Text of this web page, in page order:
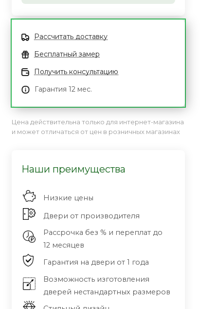
Рассчитать доставку
Бесплатный замер
Получить консультацию
Гарантия 12 мес.
Цена действительна только для интернет-магазина
и может отличаться от цен в розничных магазинах
Наши преимущества
Низкие цены
Двери от производителя
Рассрочка без % и переплат до
12 месяцев
Гарантия на двери от 1 года
Возможность изготовления
дверей нестандартных размеров